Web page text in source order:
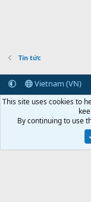
Tin tức
Vietnam (VN)
Terms and rules
Vietcorp.com Synology
Linh kiện
This site uses cookies to
By continuing to use